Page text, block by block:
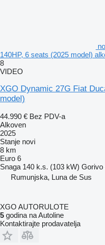
140HP, 6 seats (2025 model)
8
VIDEO
XGO Dynamic 27G Fiat
model)
44.990 € Bez PDV-a
Alkoven
2025
Stanje novi
8 km
Euro 6
Snaga 140 k.s. (103 kW) Gorivo
Rumunjska, Luna de Sus
XGO AUTORULOTE
5 godina na Autoline
Kontaktirajte prodavatelja